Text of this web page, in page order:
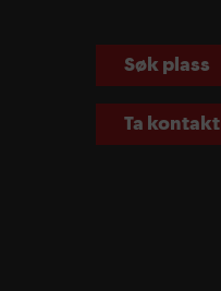
Søk plass
Ta kontakt